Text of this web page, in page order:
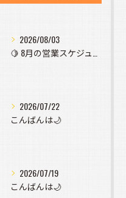
2026/08/03
2026/07/22
こんばんは🌙
2026/07/19
こんばんは🌙